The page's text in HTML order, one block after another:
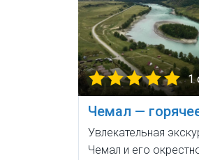
1
Чемал —
Увлекательная
Чемал и его